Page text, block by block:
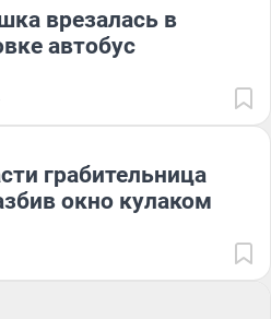
врезалась в
автобус
грабительница
окно кулаком